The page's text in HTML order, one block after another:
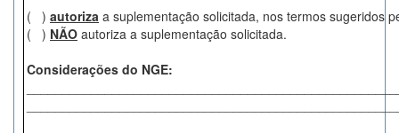
( ) autoriza a suplementação solicitada, nos termos sugeridos
( ) NÃO autoriza a suplementação solicitada.
Considerações do NGE: